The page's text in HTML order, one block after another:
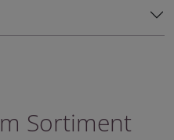
Sortiment